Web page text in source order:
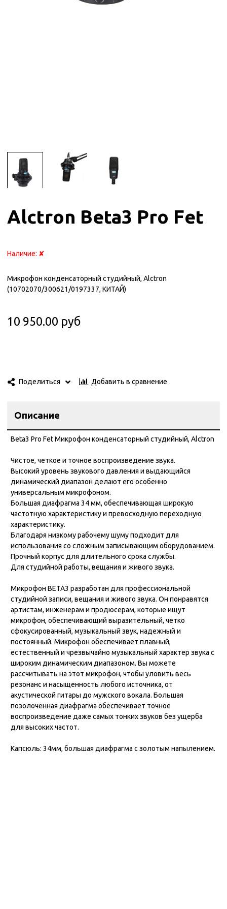
Alctron Beta3 Pro Fet
Наличие: ✘
Микрофон конденсаторный студийный, Alctron
(10702070/300621/0197337, КИТАЙ)
10 950.00 руб
Поделиться Добавить в сравнение
Описание
Beta3 Pro Fet Микрофон конденсаторный студийный, Alctron
Чистое, четкое и точное воспроизведение звука.
Высокий уровень звукового давления и выдающийся
динамический диапазон делают его особенно
универсальным микрофоном.
Большая диафрагма 34 мм, обеспечивающая широкую
частотную характеристику и превосходную переходную
характеристику.
Благодаря низкому рабочему шуму подходит для
использования со сложным записывающим оборудованием.
Прочный корпус для длительного срока службы.
Для студийной работы, вещания и живого звука.
Микрофон BETA3 разработан для профессиональной
студийной записи, вещания и живого звука. Он понравятся
артистам, инженерам и продюсерам, которые ищут
микрофон, обеспечивающий выразительный, четко
сфокусированный, музыкальный звук, надежный и
постоянный. Микрофон обеспечивает плавный,
естественный и чрезвычайно музыкальный характер звука с
широким динамическим диапазоном. Вы можете
рассчитывать на этот микрофон, чтобы уловить весь
резонанс и насыщенность любого источника, от
акустической гитары до мужского вокала. Большая
позолоченная диафрагма обеспечивает точное
воспроизведение даже самых тонких звуков без ущерба
для высоких частот.
Капсюль: 34мм, большая диафрагма с золотым напылением.